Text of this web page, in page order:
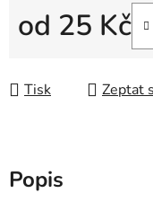
od 25 Kč
Tisk Zeptat
Popis